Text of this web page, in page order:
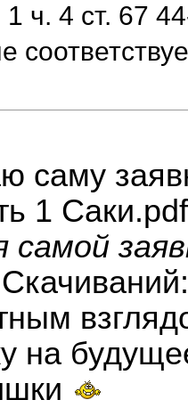
1 ч. 4 ст. 67
саму
1 Саки.pdf
самой
на